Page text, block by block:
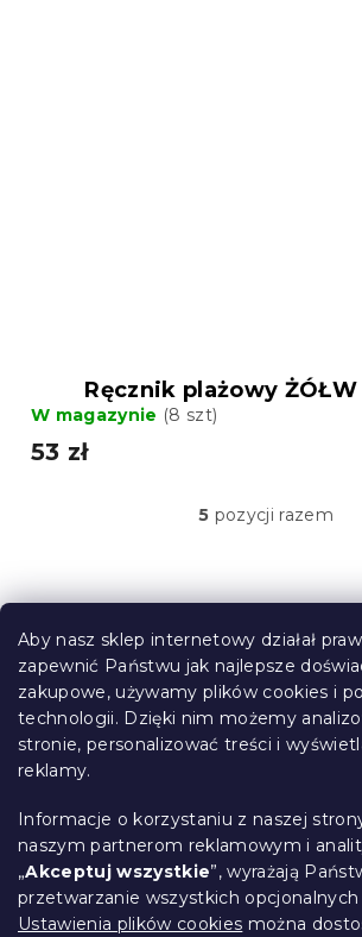
Aby nasz sklep internetowy działał
zapewnić Państwu jak najlepsze
zakupowe, używamy plików cookies i
technologii. Dzięki nim możemy
stronie, personalizować treści i
reklamy.
Informacje o korzystaniu z naszej
naszym partnerom reklamowym i
„Akceptuj wszystkie”, wyrażają
przetwarzanie wszystkich opcjonalnych
Ustawienia plików cookies można
Ręcznik plażowy
W magazynie (8 szt)
53 zł
K
t
o
l
k
i
l
i
y
5 pozycji razem
S
Informacje dla Ciebie
Śledzenie zamówienia
Opcje dostawy
Metody płatności
Reklamacje i zwroty towarów
Kontakt
Regulamin
Ochrona danych osobowych
Kodeks etyczny